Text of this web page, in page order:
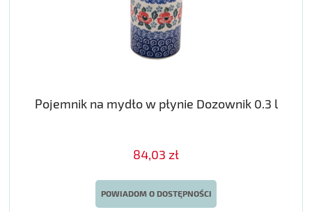
Pojemnik na mydło w płynie Dozownik 0.3 l
84,03 zł
POWIADOM O DOSTĘPNOŚCI